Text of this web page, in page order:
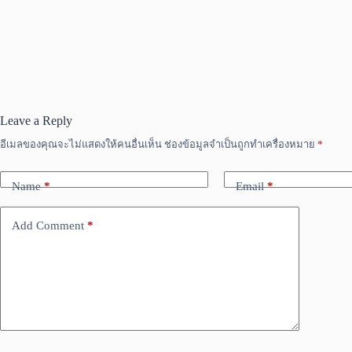
Leave a Reply
อีเมลของคุณจะไม่แสดงให้คนอื่นเห็น ช่องข้อมูลจำเป็นถูกทำเครื่องหมาย *
Name* Email*
Add Comment *